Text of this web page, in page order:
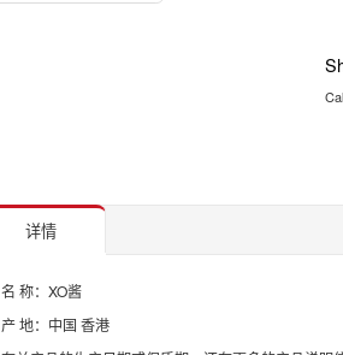
详情
名 称：XO酱
产 地：中国 香港